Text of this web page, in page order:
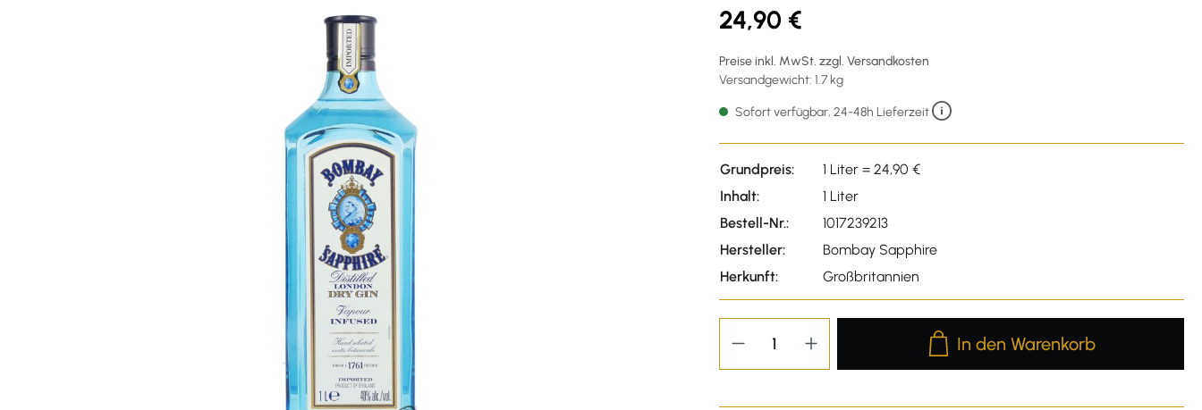
24,90 €
Preise inkl. MwSt. zzgl. Versandkosten
Versandgewicht: 1.7 kg
Sofort verfügbar, 24-48h Lieferzeit
Grundpreis:
1 Liter = 24,90 €
Inhalt:
1 Liter
Bestell-Nr.:
1017239213
Hersteller:
Bombay Sapphire
Herkunft:
Großbritannien
Produkt Anzahl: Gib den
In den Warenkorb